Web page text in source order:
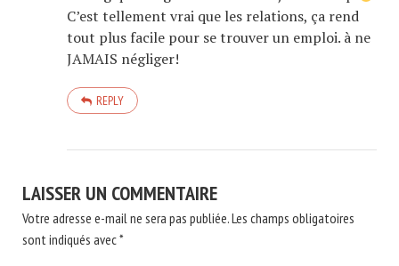
C’est tellement vrai que les relations, ça rend
tout plus facile pour se trouver un emploi. à ne
JAMAIS négliger!
REPLY
LAISSER UN COMMENTAIRE
Votre adresse e-mail ne sera pas publiée.Les champs obligatoires
sont indiqués avec*